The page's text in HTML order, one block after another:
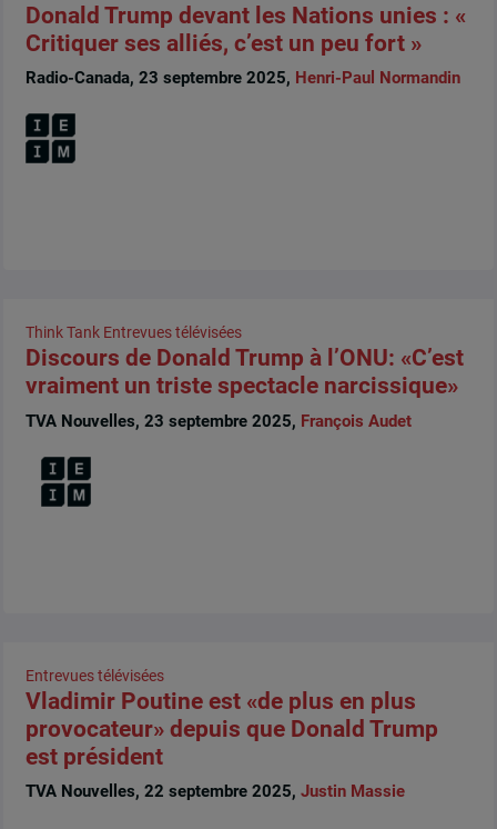
Donald Trump devant les Nations unies : «
Critiquer ses alliés, c’est un peu fort »
Radio-Canada, 23 septembre 2025, Henri-Paul Normandin
Think Tank Entrevues télévisées
Discours de Donald Trump à l’ONU: «C’est
vraiment un triste spectacle narcissique»
TVA Nouvelles, 23 septembre 2025, François Audet
Entrevues télévisées
Vladimir Poutine est «de plus en plus
provocateur» depuis que Donald Trump
est président
TVA Nouvelles, 22 septembre 2025, Justin Massie